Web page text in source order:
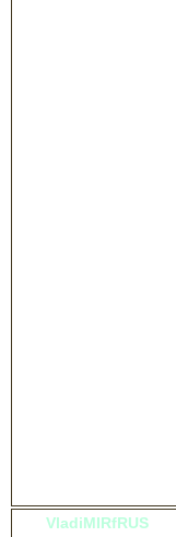
VladiMIRfRUS